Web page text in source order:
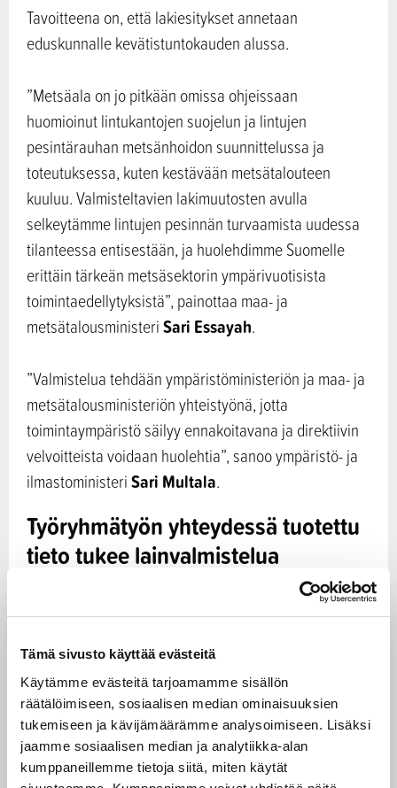
Tämä sivusto käyttää evästeitä
Käytämme evästeitä tarjoamamme sisällön
räätälöimiseen, sosiaalisen median ominaisuuksien
tukemiseen ja kävijämäärämme analysoimiseen. Lisäksi
jaamme sosiaalisen median ja analytiikka-alan
kumppaneillemme tietoja siitä, miten käytät
Tavoitteena on, että lakiesitykset annetaan
eduskunnalle kevätistuntokauden alussa.
”Metsäala on jo pitkään omissa ohjeissaan
huomioinut lintukantojen suojelun ja lintujen
pesintärauhan metsänhoidon suunnittelussa ja
toteutuksessa, kuten kestävään metsätalouteen
kuuluu. Valmisteltavien lakimuutosten avulla
selkeytämme lintujen pesinnän turvaamista uudessa
tilanteessa entisestään, ja huolehdimme Suomelle
erittäin tärkeän metsäsektorin ympärivuotisista
toimintaedellytyksistä”, painottaa maa- ja
metsätalousministeriSari Essayah.
”Valmistelua tehdään ympäristöministeriön ja maa- ja
metsätalousministeriön yhteistyönä, jotta
toimintaympäristö säilyy ennakoitavana ja direktiivin
velvoitteista voidaan huolehtia”, sanoo ympäristö- ja
ilmastoministeriSari Multala.
Työryhmätyön yhteydessä tuotettu
tieto tukee lainvalmistelua
Euroopan unionin tuomioistuin antoi elokuussa 2025
tuomioistuimen tekemään ennakkoratkaisupyyntöön,
joka koski Virossa tehtyjä metsänhakkuita lintujen
pesintäaikana. Tuomioistuimen ratkaisussa ei todettu,
että hakkuut tulisi kieltää kokonaan lintujen
pesintäaikana.